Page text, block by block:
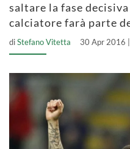
saltare la fase
calciatore farà parte
diStefano Vitetta 30 Apr 2016